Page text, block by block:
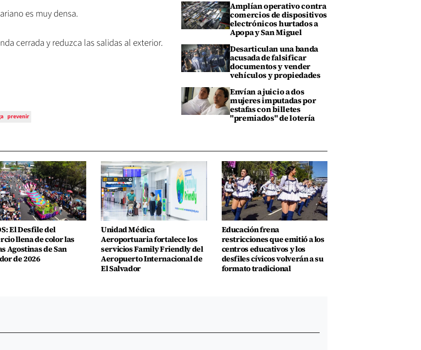
es muy densa.
cerrada y reduzca las salidas al exterior.
prevenir
Amplían operativo contra
comercios de dispositivos
electrónicos hurtados a
Apopa y San Miguel
Desarticulan una banda
acusada de falsificar
documentos y vender
vehículos y propiedades
Envían a juicio a dos
mujeres imputadas por
estafas con billetes
"premiados" de lotería
El Desfile del
llena de color las
Agostinas de San
de 2026
Unidad Médica
Aeroportuaria fortalece los
servicios Family Friendly del
Aeropuerto Internacional de
El Salvador
Educación frena
restricciones que emitió a los
centros educativos y los
desfiles cívicos volverán a su
formato tradicional